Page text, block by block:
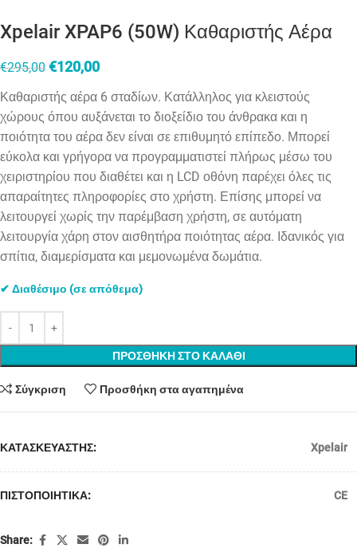
Xpelair XPAP6 (50W) Καθαριστής Αέρα
€295,00 €120,00
Καθαριστής αέρα 6 σταδίων. Κατάλληλος για κλειστούς
χώρους όπου αυξάνεται το διοξείδιο του άνθρακα και η
ποιότητα του αέρα δεν είναι σε επιθυμητό επίπεδο. Μπορεί
εύκολα και γρήγορα να προγραμματιστεί πλήρως μέσω του
χειριστηρίου που διαθέτει και η LCD οθόνη παρέχει όλες τις
απαραίτητες πληροφορίες στο χρήστη. Επίσης μπορεί να
λειτουργεί χωρίς την παρέμβαση χρήστη, σε αυτόματη
λειτουργία χάρη στον αισθητήρα ποιότητας αέρα. Ιδανικός για
σπίτια, διαμερίσματα και μεμονωμένα δωμάτια.
✔ Διαθέσιμο (σε απόθεμα)
ΠΡΟΣΘΗΚΗ ΣΤΟ ΚΑΛΑΘΙ
Σύγκριση Προσθήκη στα αγαπημένα
ΚΑΤΑΣΚΕΥΑΣΤΗΣ: Xpelair
ΠΙΣΤΟΠΟΙΗΤΙΚΑ: CE
Share: